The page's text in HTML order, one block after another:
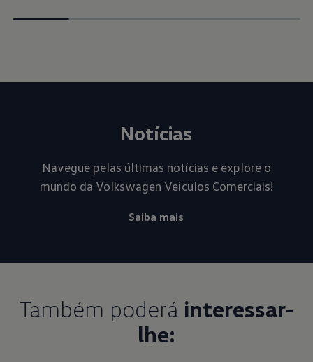
Notícias
Navegue pelas últimas notícias e explore o
mundo da Volkswagen Veículos Comerciais!
Saiba mais
Também poderá interessar-
lhe: